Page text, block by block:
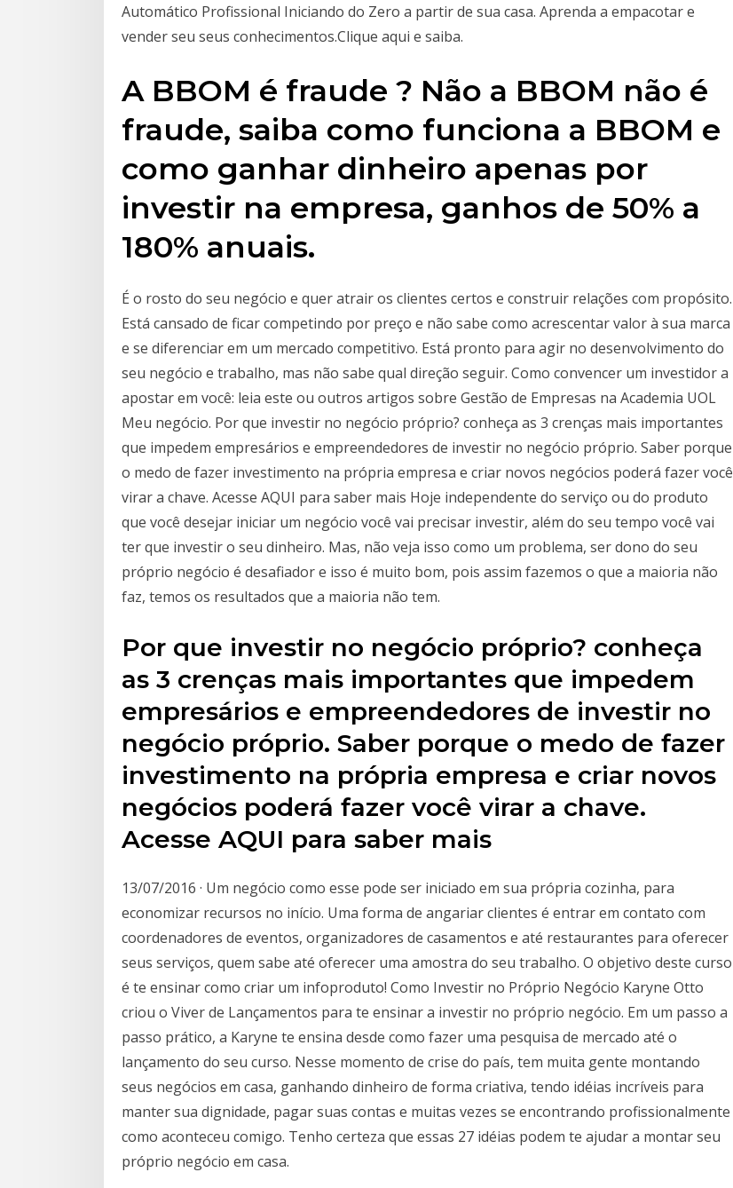
Automático Profissional Iniciando do Zero a partir de sua casa. Aprenda a empacotar e
vender seu seus conhecimentos.Clique aqui e saiba.
A BBOM é fraude ? Não a BBOM não é
fraude, saiba como funciona a BBOM e
como ganhar dinheiro apenas por
investir na empresa, ganhos de 50% a
180% anuais.
É o rosto do seu negócio e quer atrair os clientes certos e construir relações com propósito.
Está cansado de ficar competindo por preço e não sabe como acrescentar valor à sua marca
e se diferenciar em um mercado competitivo. Está pronto para agir no desenvolvimento do
seu negócio e trabalho, mas não sabe qual direção seguir. Como convencer um investidor a
apostar em você: leia este ou outros artigos sobre Gestão de Empresas na Academia UOL
Meu negócio. Por que investir no negócio próprio? conheça as 3 crenças mais importantes
que impedem empresários e empreendedores de investir no negócio próprio. Saber porque
o medo de fazer investimento na própria empresa e criar novos negócios poderá fazer você
virar a chave. Acesse AQUI para saber mais Hoje independente do serviço ou do produto
que você desejar iniciar um negócio você vai precisar investir, além do seu tempo você vai
ter que investir o seu dinheiro. Mas, não veja isso como um problema, ser dono do seu
próprio negócio é desafiador e isso é muito bom, pois assim fazemos o que a maioria não
faz, temos os resultados que a maioria não tem.
Por que investir no negócio próprio? conheça
as 3 crenças mais importantes que impedem
empresários e empreendedores de investir no
negócio próprio. Saber porque o medo de fazer
investimento na própria empresa e criar novos
negócios poderá fazer você virar a chave.
Acesse AQUI para saber mais
13/07/2016 · Um negócio como esse pode ser iniciado em sua própria cozinha, para
economizar recursos no início. Uma forma de angariar clientes é entrar em contato com
coordenadores de eventos, organizadores de casamentos e até restaurantes para oferecer
seus serviços, quem sabe até oferecer uma amostra do seu trabalho. O objetivo deste curso
é te ensinar como criar um infoproduto! Como Investir no Próprio Negócio Karyne Otto
criou o Viver de Lançamentos para te ensinar a investir no próprio negócio. Em um passo a
passo prático, a Karyne te ensina desde como fazer uma pesquisa de mercado até o
lançamento do seu curso. Nesse momento de crise do país, tem muita gente montando
seus negócios em casa, ganhando dinheiro de forma criativa, tendo idéias incríveis para
manter sua dignidade, pagar suas contas e muitas vezes se encontrando profissionalmente
como aconteceu comigo. Tenho certeza que essas 27 idéias podem te ajudar a montar seu
próprio negócio em casa.